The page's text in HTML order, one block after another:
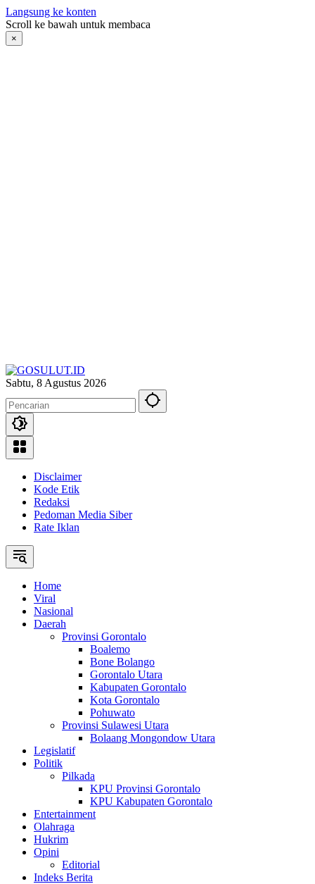
Langsung ke konten
Scroll ke bawah untuk membaca
×
Sabtu, 8 Agustus 2026
Disclaimer
Kode Etik
Redaksi
Pedoman Media Siber
Rate Iklan
Home
Viral
Nasional
Daerah
Provinsi Gorontalo
Boalemo
Bone Bolango
Gorontalo Utara
Kabupaten Gorontalo
Kota Gorontalo
Pohuwato
Provinsi Sulawesi Utara
Bolaang Mongondow Utara
Legislatif
Politik
Pilkada
KPU Provinsi Gorontalo
KPU Kabupaten Gorontalo
Entertainment
Olahraga
Hukrim
Opini
Editorial
Indeks Berita